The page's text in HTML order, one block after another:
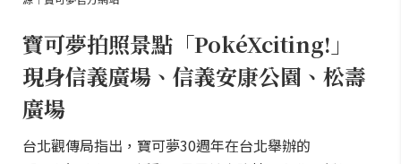
寶可夢拍照景點「PokéXciting!」
現身信義廣場、信義安康公園、松壽
廣場
台北觀傳局指出，寶可夢30週年在台北舉辦的